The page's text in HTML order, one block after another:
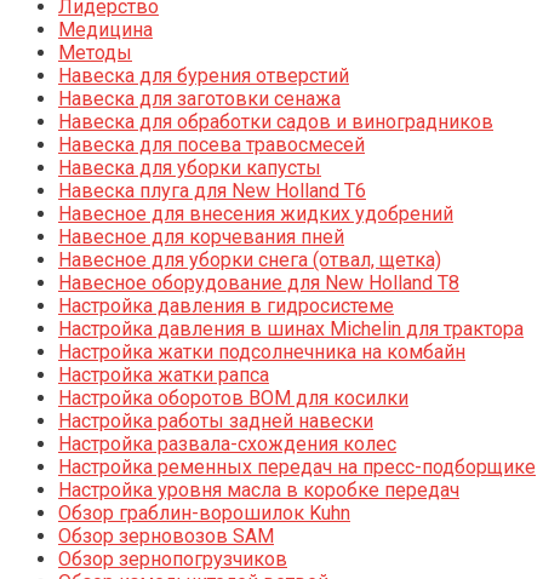
Лидерство
Медицина
Методы
Навеска для бурения отверстий
Навеска для заготовки сенажа
Навеска для обработки садов и виноградников
Навеска для посева травосмесей
Навеска для уборки капусты
Навеска плуга для New Holland T6
Навесное для внесения жидких удобрений
Навесное для корчевания пней
Навесное для уборки снега (отвал, щетка)
Навесное оборудование для New Holland T8
Настройка давления в гидросистеме
Настройка давления в шинах Michelin для трактора
Настройка жатки подсолнечника на комбайн
Настройка жатки рапса
Настройка оборотов ВОМ для косилки
Настройка работы задней навески
Настройка развала-схождения колес
Настройка ременных передач на пресс-подборщике
Настройка уровня масла в коробке передач
Обзор граблин-ворошилок Kuhn
Обзор зерновозов SAM
Обзор зернопогрузчиков